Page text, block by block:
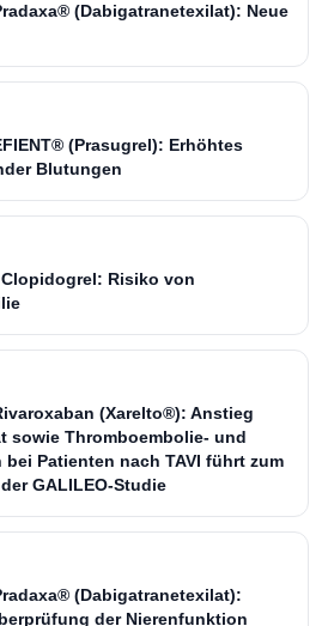
(Dabigatranetexilat): Neue
(Prasugrel): Erhöhtes
Blutungen
Risiko von
(Xarelto®): Anstieg
sowie Thromboembolie- und
Patienten nach TAVI führt zum
GALILEO-Studie
(Dabigatranetexilat):
der Nierenfunktion